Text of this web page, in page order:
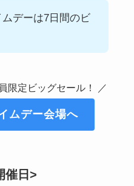
デーは7日間のビ
限定ビッグセール！ ／
ムデー会場へ
催日>